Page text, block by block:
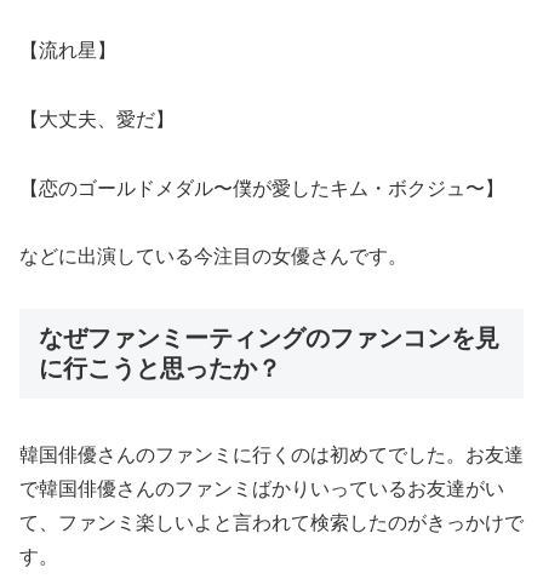
【流れ星】
【大丈夫、愛だ】
【恋のゴールドメダル〜僕が愛したキム・ボクジュ〜】
などに出演している今注目の女優さんです。
なぜファンミーティングのファンコンを見
に行こうと思ったか？
韓国俳優さんのファンミに行くのは初めてでした。お友達
で韓国俳優さんのファンミばかりいっているお友達がい
て、ファンミ楽しいよと言われて検索したのがきっかけで
す。